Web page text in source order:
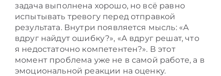
задача выполнена хорошо, но всё равно
испытывать тревогу перед отправкой
результата. Внутри появляется мысль: «А
вдруг найдут ошибку?», «А вдруг решат, что
я недостаточно компетентен?». В этот
момент проблема уже не в самой работе, а в
эмоциональной реакции на оценку.